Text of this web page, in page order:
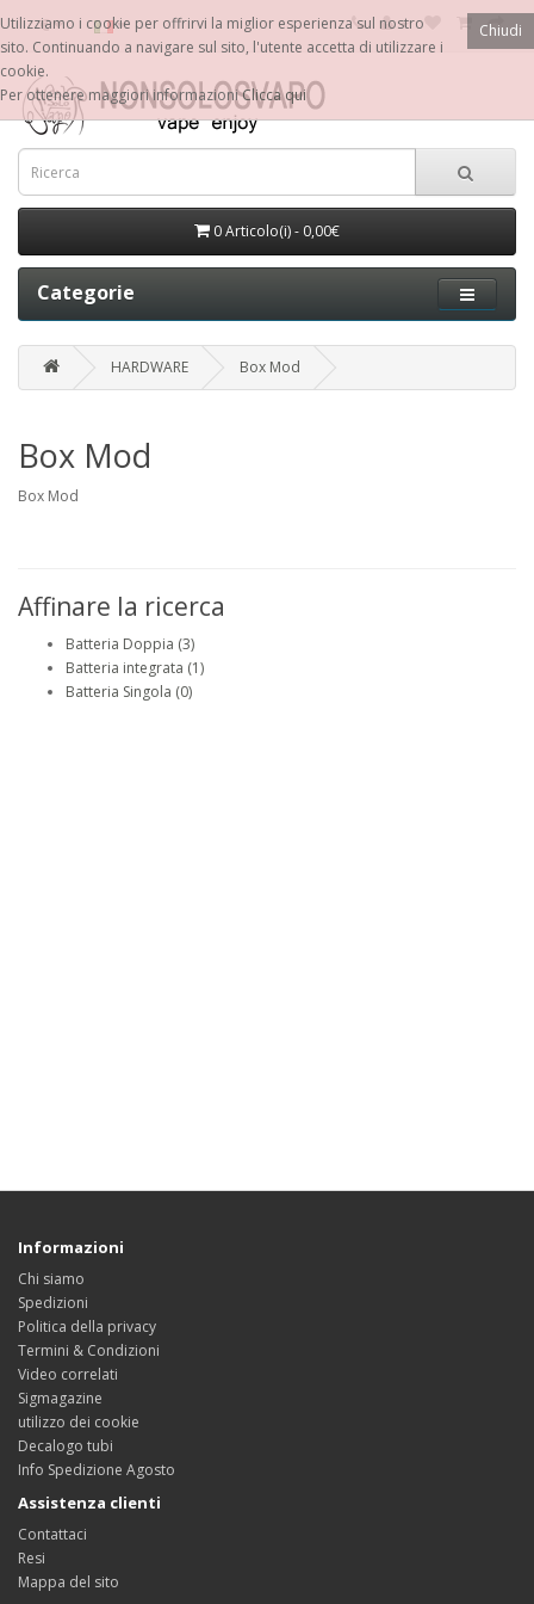
€
0 Articolo(i) - 0,00€
Categorie
HARDWARE Box Mod
Box Mod
Box Mod
Affinare la ricerca
Batteria Doppia (3)
Batteria integrata (1)
Batteria Singola (0)
Informazioni
Chi siamo
Spedizioni
Politica della privacy
Termini & Condizioni
Video correlati
Sigmagazine
utilizzo dei cookie
Decalogo tubi
Info Spedizione Agosto
Assistenza clienti
Contattaci
Resi
Mappa del sito
Chiudi
Utilizziamo i cookie per offrirvi la miglior esperienza sul nostro
sito. Continuando a navigare sul sito, l'utente accetta di utilizzare i
cookie.
Per ottenere maggiori informazioniClicca qui